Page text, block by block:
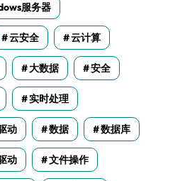
服务器
云安全 云计算
大数据 安全
实时处理
动 数据 数据库
动 文件操作